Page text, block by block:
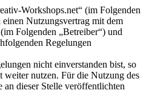
Workshops.net“ (im Folgenden
einen Nutzungsvertrag mit dem
Folgenden „Betreiber“) und
Regelungen
nicht einverstanden bist, so
weiter nutzen. Für die Nutzung des
an dieser Stelle veröffentlichten